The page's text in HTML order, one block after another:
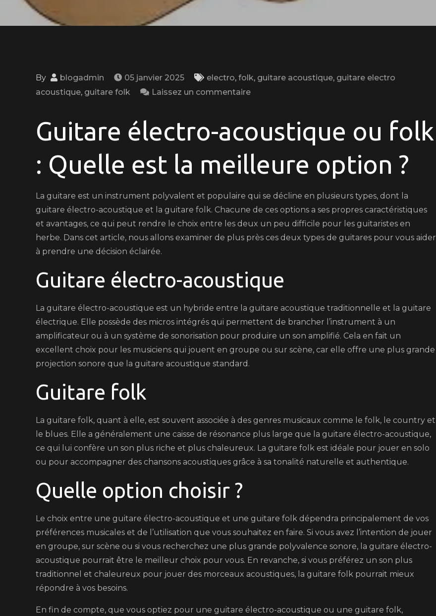
By blogadmin 05 janvier 2025 electro, folk, guitare acoustique, guitare electro
acoustique, guitare folk Laissez un commentaireon
guitare
acoustique
et
:
pour
?
Guitare électro-acoustique ou folk
: Quelle est la meilleure option ?
La guitare est un instrument polyvalent et populaire qui se décline en plusieurs types, dont la
guitare électro-acoustique et la guitare folk. Chacune de ces options a ses propres caractéristiques
et avantages, ce qui peut rendre le choix entre les deux un peu difficile pour les guitaristes en
herbe. Dans cet article, nous allons examiner de plus près ces deux types de guitares pour vous aider
à prendre une décision éclairée.
Guitare électro-acoustique
La guitare électro-acoustique est un hybride entre la guitare acoustique traditionnelle et la guitare
électrique. Elle possède des micros intégrés qui permettent de brancher l’instrument à un
amplificateur ou à un système de sonorisation pour produire un son amplifié. Cela en fait un
excellent choix pour les musiciens qui jouent en groupe ou sur scène, car elle offre une plus grande
projection sonore que la guitare acoustique standard.
Guitare folk
La guitare folk, quant à elle, est souvent associée à des genres musicaux comme le folk, le country et
le blues. Elle a généralement une caisse de résonance plus large que la guitare électro-acoustique,
ce qui lui confère un son plus riche et plus chaleureux. La guitare folk est idéale pour jouer en solo
ou pour accompagner des chansons acoustiques grâce à sa tonalité naturelle et authentique.
Quelle option choisir ?
Le choix entre une guitare électro-acoustique et une guitare folk dépendra principalement de vos
préférences musicales et de l’utilisation que vous souhaitez en faire. Si vous avez l’intention de jouer
en groupe, sur scène ou si vous recherchez une plus grande polyvalence sonore, la guitare électro-
acoustique pourrait être le meilleur choix pour vous. En revanche, si vous préférez un son plus
traditionnel et chaleureux pour jouer des morceaux acoustiques, la guitare folk pourrait mieux
répondre à vos besoins.
En fin de compte, que vous optiez pour une guitare électro-acoustique ou une guitare folk,